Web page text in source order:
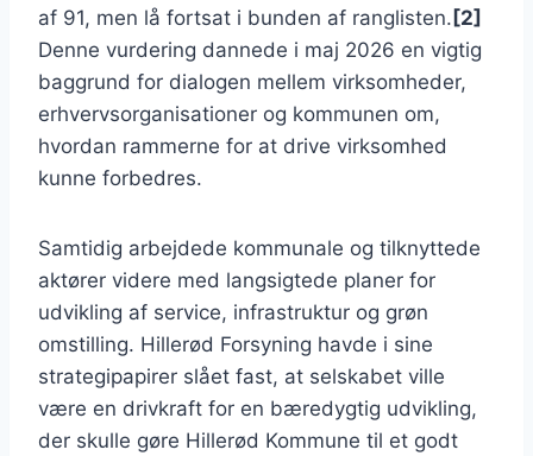
af 91, men lå fortsat i bunden af ranglisten. [2]
Denne vurdering dannede i maj 2026 en vigtig
baggrund for dialogen mellem virksomheder,
erhvervsorganisationer og kommunen om,
hvordan rammerne for at drive virksomhed
kunne forbedres.
Samtidig arbejdede kommunale og tilknyttede
aktører videre med langsigtede planer for
udvikling af service, infrastruktur og grøn
omstilling. Hillerød Forsyning havde i sine
strategipapirer slået fast, at selskabet ville
være en drivkraft for en bæredygtig udvikling,
der skulle gøre Hillerød Kommune til et godt